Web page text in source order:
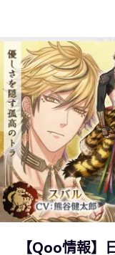
【Qoo情報】